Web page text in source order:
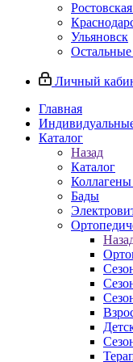
Ульяновск
Личный
Главная
Каталог
Назад
Каталог
Бады